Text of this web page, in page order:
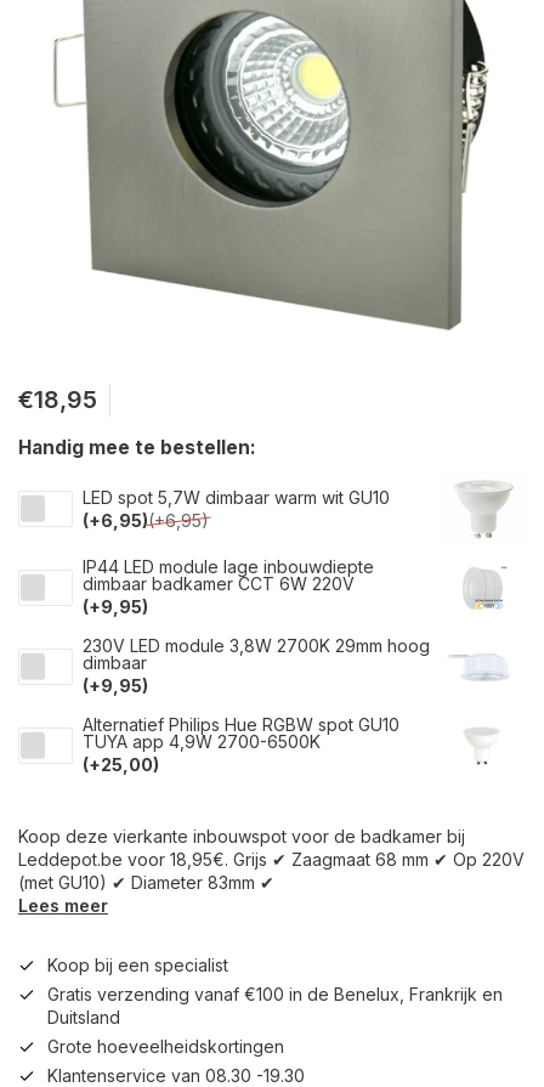
€18,95
Handig mee te bestellen:
LED spot 5,7W dimbaar warm wit GU10
(+6,95)(+6,95)
IP44 LED module lage inbouwdiepte
dimbaar badkamer CCT 6W 220V
(+9,95)
230V LED module 3,8W 2700K 29mm hoog
dimbaar
(+9,95)
Alternatief Philips Hue RGBW spot GU10
TUYA app 4,9W 2700-6500K
(+25,00)
Koop deze vierkante inbouwspot voor de badkamer bij
Leddepot.be voor 18,95€. Grijs ✔ Zaagmaat 68 mm ✔ Op 220V
(met GU10) ✔ Diameter 83mm ✔
Lees meer
Koop bij een specialist
Gratis verzending vanaf €100 in de Benelux, Frankrijk en
Duitsland
Grote hoeveelheidskortingen
Klantenservice van 08.30 -19.30